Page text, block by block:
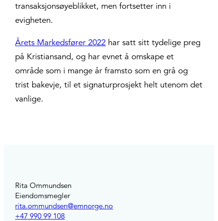
transaksjonsøyeblikket, men fortsetter inn i
evigheten.
Årets Markedsfører 2022 har satt sitt tydelige preg
på Kristiansand, og har evnet å omskape et
område som i mange år framsto som en grå og
trist bakevje, til et signaturprosjekt helt utenom det
vanlige.
Rita Ommundsen
Eiendomsmegler
rita.ommundsen@emnorge.no
+47 990 99 108